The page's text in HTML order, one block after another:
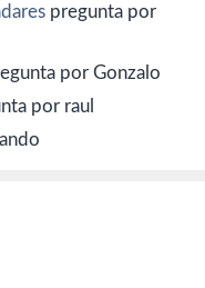
pregunta por
por Gonzalo
por raul